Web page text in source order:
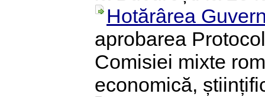
Hotărârea
aprobarea
Comisiei mixte
economică,